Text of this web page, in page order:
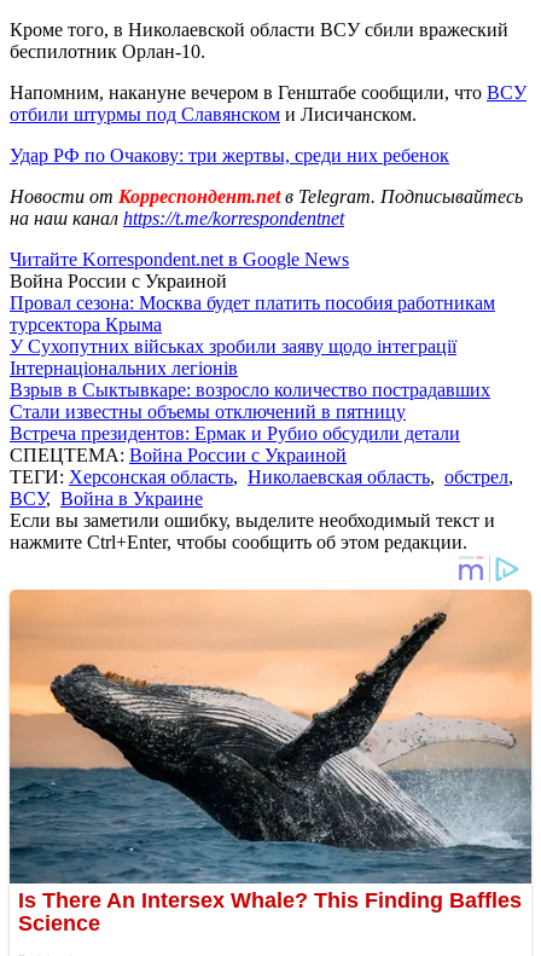
Кроме того, в Николаевской области ВСУ сбили вражеский
беспилотник Орлан-10.
Напомним, накануне вечером в Генштабе сообщили, что ВСУ
отбили штурмы под Славянском и Лисичанском.
Удар РФ по Очакову: три жертвы, среди них ребенок
Новости от Корреспондент.netв Telegram. Подписывайтесь
на наш канал https://t.me/korrespondentnet
Читайте Korrespondent.net в Google News
Война России с Украиной
Провал сезона: Москва будет платить пособия работникам
турсектора Крыма
У Сухопутних військах зробили заяву щодо інтеграції
Інтернаціональних легіонів
Взрыв в Сыктывкаре: возросло количество пострадавших
Стали известны объемы отключений в пятницу
Встреча президентов: Ермак и Рубио обсудили детали
СПЕЦТЕМА: Война России с Украиной
ТЕГИ: Херсонская область, Николаевская область, обстрел,
ВСУ, Война в Украине
Если вы заметили ошибку, выделите необходимый текст и
нажмите Ctrl+Enter, чтобы сообщить об этом редакции.